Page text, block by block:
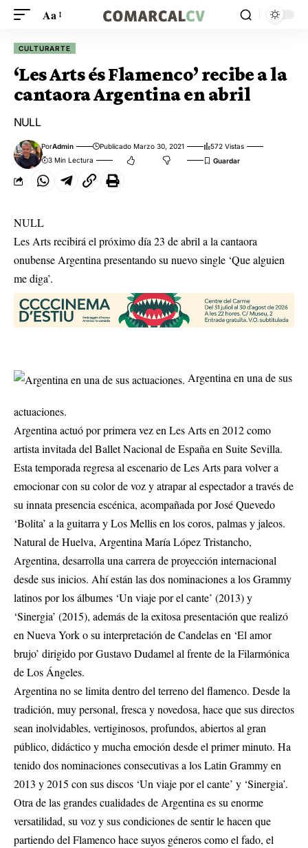
Aa
CULTURARTE
‘Les Arts és Flamenco’ recibe a la
cantaora Argentina en abril
NULL
PorAdmin Publicado Marzo 30, 2021
572 Vistas
3 Min Lectura
NULL
Les Arts recibirá el próximo día 23 de abril a la cantaora
onubense Argentina presentando su nuevo single ‘Que alguien
me diga’.
Argentina en una de sus
actuaciones.
Argentina actuó por primera vez en Les Arts en 2012 como
artista invitada del Ballet Nacional de España en Suite Sevilla.
Esta temporada regresa al escenario de Les Arts para volver a
emocionar con su color de voz y atrapar al espectador a través de
su innata presencia escénica, acompañada por José Quevedo
‘Bolita’ a la guitarra y Los Mellis en los coros, palmas y jaleos.
Natural de Huelva, Argentina María López Tristancho,
Argentina, desarrolla una carrera de proyección internacional
desde sus inicios. Ahí están las dos nominaciones a los Grammy
latinos por los álbumes ‘Un viaje por el cante’ (2013) y
‘Sinergia’ (2015), además de la exitosa presentación que realizó
en Nueva York o su interpretación de Candelas en ‘El amor
brujo’ dirigido por Gustavo Dudamel al frente de la Filarmónica
de Los Ángeles.
Argentina no se limita dentro del terreno del flamenco. Desde la
tradición, muy personal, fresca y novedosa, hace que sus directos
sean inolvidables, vertiginosos, profundos, abiertos al gran
público, didáctico y mucha emoción desde el primer minuto. Ha
tenido dos nominaciones consecutivas a los Latin Grammy en
2013 y 2015 con sus discos ‘Un viaje por el cante’ y ‘Sinergia’.
Otra de las grandes cualidades de Argentina es su enorme
versatilidad, su voz y sus condiciones de sentir le hacen que
partiendo del Flamenco hace suyos géneros como el fado, el